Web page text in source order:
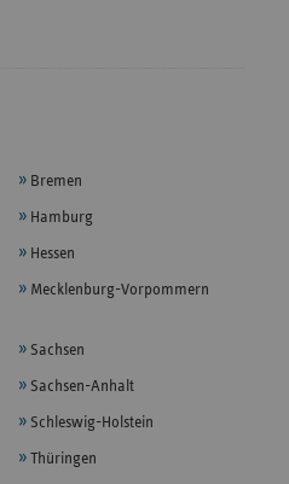
Bremen
Hamburg
Hessen
Mecklenburg-Vorpommern
Sachsen
Sachsen-Anhalt
Schleswig-Holstein
Thüringen